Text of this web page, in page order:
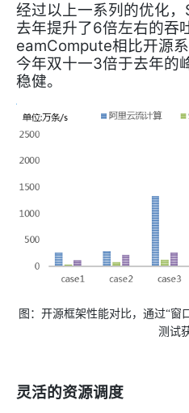
经过以上一系列的优化，
去年提升了6倍左右的吞
eamCompute相比开源
今年双十一3倍于去年的
稳健。
图：开源框架性能对比，通过“窗
测试
灵活的资源调度